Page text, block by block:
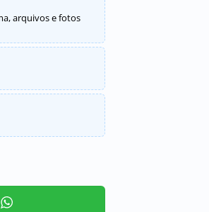
arquivos e fotos